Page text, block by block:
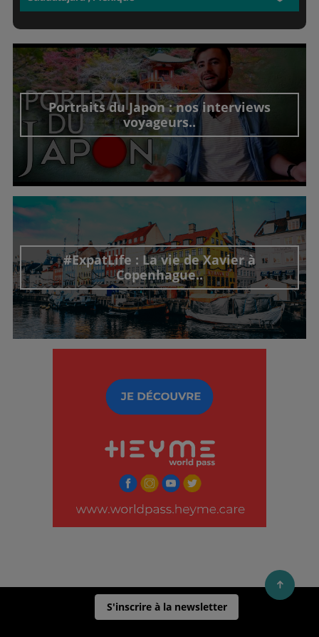
Portraits du Japon : nos interviews
voyageurs..
Découvrir cet interview
#ExpatLife : La vie de Xavier à
Copenhague..
S'inscrire à la newsletter